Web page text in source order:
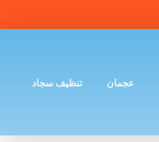
عجمان تنظيف سجاد